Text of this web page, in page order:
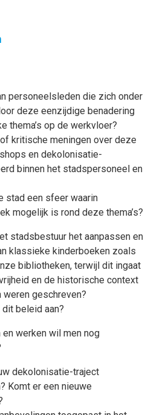
personeelsleden die zich onder
deze eenzijdige benadering
thema’s op de werkvloer?
kritische meningen over deze
en dekolonisatie-
binnen het stadspersoneel en
een sfeer waarin
mogelijk is rond deze thema’s?
stadsbestuur het aanpassen en
klassieke kinderboeken zoals
bibliotheken, terwijl dit ingaat
en de historische context
geschreven?
beleid aan?
werken wil men nog
dekolonisatie-traject
Komt er een nieuwe